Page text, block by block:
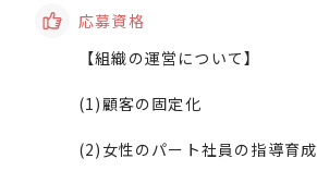
応募資格
【組織の運営について】
(1)顧客の固定化
(2)女性のパート社員の指導育成